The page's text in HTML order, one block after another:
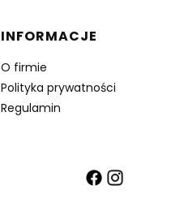
INFORMACJE
O firmie
Polityka prywatności
Regulamin